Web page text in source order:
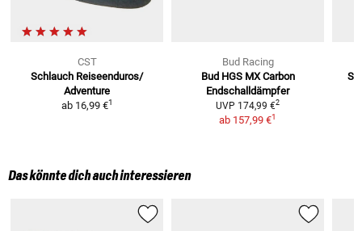
CST
Schlauch Reiseenduros/
Adventure
ab 16,99 €1
Bud Racing
Bud HGS MX Carbon
Endschalldämpfer
UVP 174,99 €2
ab 157,99 €1
Das könnte dich auch interessieren